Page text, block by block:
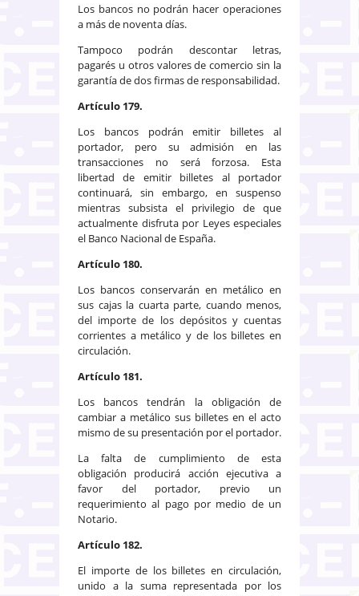
Los bancos no podrán hacer operaciones
a más de noventa días.
Tampoco podrán descontar letras,
pagarés u otros valores de comercio sin la
garantía de dos firmas de responsabilidad.
Artículo 179.
Los bancos podrán emitir billetes al
portador, pero su admisión en las
transacciones no será forzosa. Esta
libertad de emitir billetes al portador
continuará, sin embargo, en suspenso
mientras subsista el privilegio de que
actualmente disfruta por Leyes especiales
el Banco Nacional de España.
Artículo 180.
Los bancos conservarán en metálico en
sus cajas la cuarta parte, cuando menos,
del importe de los depósitos y cuentas
corrientes a metálico y de los billetes en
circulación.
Artículo 181.
Los bancos tendrán la obligación de
cambiar a metálico sus billetes en el acto
mismo de su presentación por el portador.
La falta de cumplimiento de esta
obligación producirá acción ejecutiva a
favor del portador, previo un
requerimiento al pago por medio de un
Notario.
Artículo 182.
El importe de los billetes en circulación,
unido a la suma representada por los